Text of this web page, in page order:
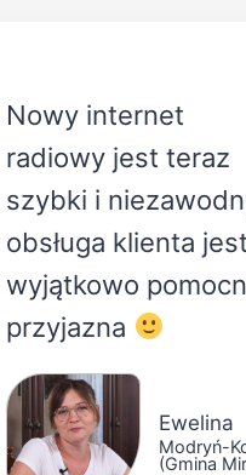
Nowy internet
radiowy jest teraz
szybki i
obsługa klienta jest
wyjątkowo
przyjazna
Ewelina
Modryń-
(Gmina